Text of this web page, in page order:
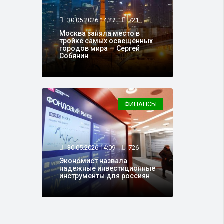
30.05.2026 14:27 721
Москва заняла место в
тройке самых освещённых
городов мира — Сергей
Собянин
ФИНАНСЫ
30.05.2026 14:09 726
Экономист назвала
надежные инвестиционные
инструменты для россиян